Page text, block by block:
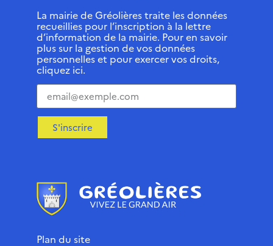
La mairie de Gréolières traite les données
recueillies pour l’inscription à la lettre
d’information de la mairie. Pour en savoir
plus sur la gestion de vos données
personnelles et pour exercer vos droits,
cliquez ici.
S'inscrire
Plan du site